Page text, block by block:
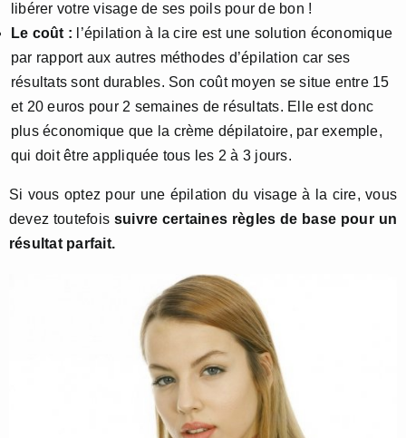
libérer votre visage de ses poils pour de bon !
Le coût : l’épilation à la cire est une solution économique
par rapport aux autres méthodes d’épilation car ses
résultats sont durables. Son coût moyen se situe entre 15
et 20 euros pour 2 semaines de résultats. Elle est donc
plus économique que la crème dépilatoire, par exemple,
qui doit être appliquée tous les 2 à 3 jours.
Si vous optez pour une épilation du visage à la cire, vous
devez toutefois suivre certaines règles de base pour un
résultat parfait.